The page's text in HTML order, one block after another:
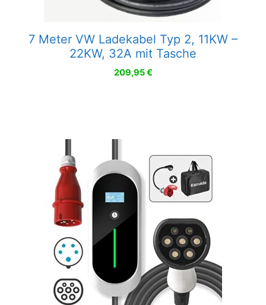
7 Meter VW Ladekabel Typ 2, 11KW –
22KW, 32A mit Tasche
209,95€